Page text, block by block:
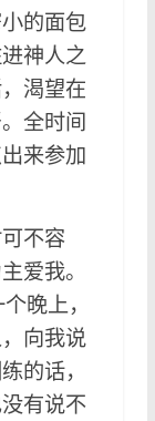
的面包
神人之
渴望在
全时间
来参加
不容
爱我。
晚上，
向我说
的话，
有说不